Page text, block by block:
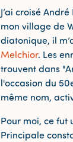
J’ai croisé
mon village de
diatonique, il
Melchior. Les
trouvent dans
l'occasion du
même nom,
Pour moi, ce fut
Principale